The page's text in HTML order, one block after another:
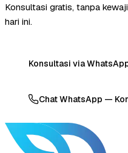
Konsultasi gratis, tanpa
hari ini.
Konsultasi via
Chat WhatsApp —